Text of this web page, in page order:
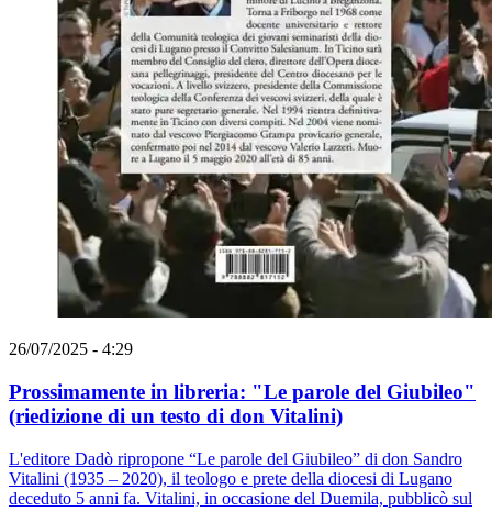
26/07/2025 - 4:29
Prossimamente in libreria: "Le parole del Giubileo"
(riedizione di un testo di don Vitalini)
L'editore Dadò ripropone “Le parole del Giubileo” di don Sandro
Vitalini (1935 – 2020), il teologo e prete della diocesi di Lugano
deceduto 5 anni fa. Vitalini, in occasione del Duemila, pubblicò sul